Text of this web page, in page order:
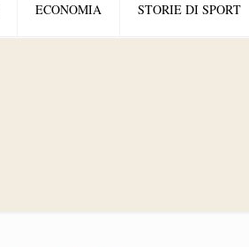
ECONOMIA STORIE DI SPORT